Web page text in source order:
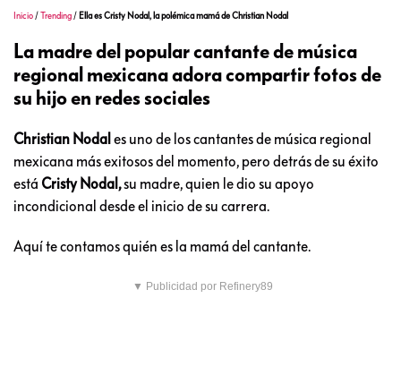
Inicio /Trending / Ella es Cristy Nodal, la polémica mamá de Christian Nodal
La madre del popular cantante de música
regional mexicana adora compartir fotos de
su hijo en redes sociales
Christian Nodal es uno de los cantantes de música regional
mexicana más exitosos del momento, pero detrás de su éxito
está Cristy Nodal,su madre, quien le dio su apoyo
incondicional desde el inicio de su carrera.
Aquí te contamos quién es la mamá del cantante.
▼ Publicidad por Refinery89